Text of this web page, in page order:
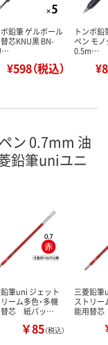
ボ鉛筆 ゲルボール
芯KNU黒 BN-
¥598（税込）
トンボ鉛
ペン モ
0.5m…
ン 0.7mm 油
鉛筆uniユニ
筆uni ジェット
ーム多色・多機
替芯 紙パッ…
￥85（税込）
三菱鉛筆
ストリー
能用替